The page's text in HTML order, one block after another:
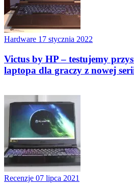
Hardware 17 stycznia 2022
Victus by HP – testujemy
laptopa dla graczy z nowej
Recenzje 07 lipca 2021